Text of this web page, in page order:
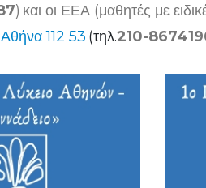
) και οι ΕΕΑ (μαθητές με
112 53 (τηλ.210-